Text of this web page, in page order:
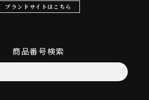
ブランドサイトはこちら
商品番号検索